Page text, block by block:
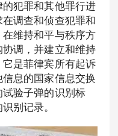
犯罪和其他罪行进
调查和侦查犯罪和
维持和平与秩序方
调，并建立和维持
是菲律宾所有起诉
息的国家信息交换
验子弹的识别标
别记录。